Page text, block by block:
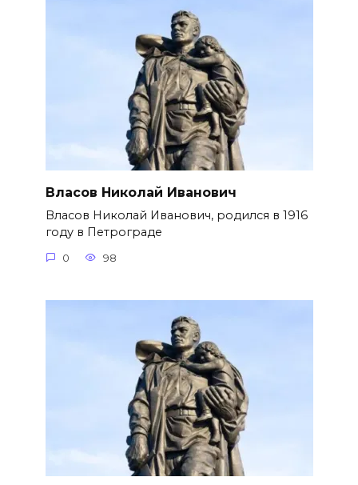
Власов Николай Иванович
Власов Николай Иванович, родился в 1916
году в Петрограде
0 98